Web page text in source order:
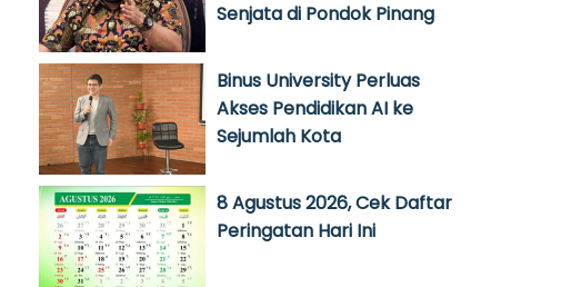
Senjata di Pondok Pinang
Binus University Perluas
Akses Pendidikan AI ke
Sejumlah Kota
8 Agustus 2026, Cek Daftar
Peringatan Hari Ini